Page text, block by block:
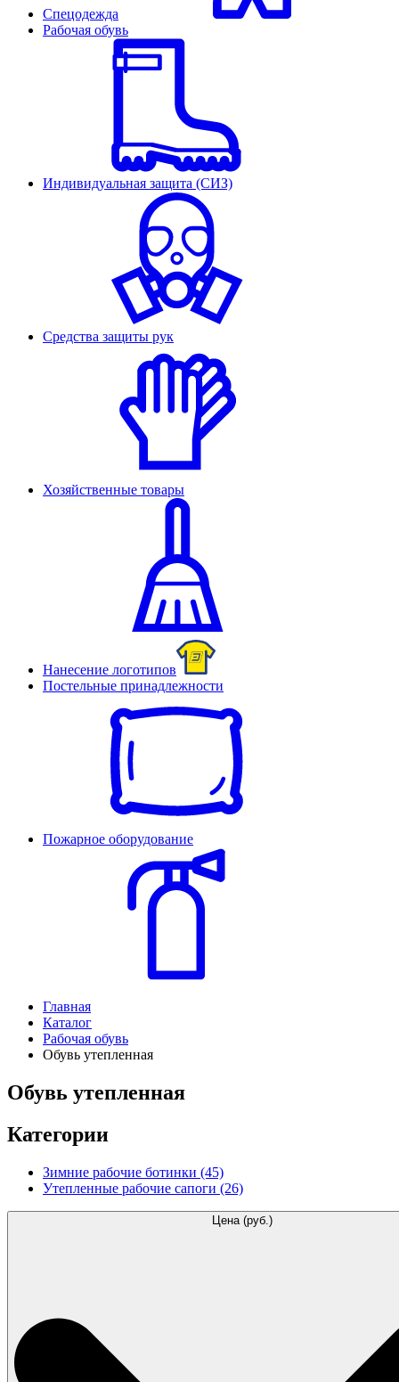
Спецодежда
Рабочая обувь
Индивидуальная защита (СИЗ)
Средства защиты рук
Хозяйственные товары
Нанесение логотипов
Постельные принадлежности
Пожарное оборудование
Главная
Каталог
Рабочая обувь
Обувь утепленная
Обувь утепленная
Категории
Зимние рабочие ботинки (45)
Утепленные рабочие сапоги (26)
Цена (руб.)